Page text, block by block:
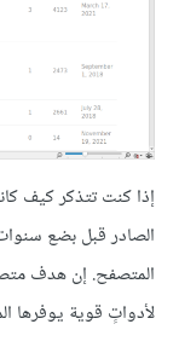
الصادر قبل بضع
لأدواتٍ قوية يوفرها